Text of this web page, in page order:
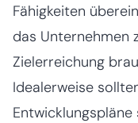
Fähigkeiten
das Unternehmen
Zielerreichung
Idealerweise
Entwicklungspläne